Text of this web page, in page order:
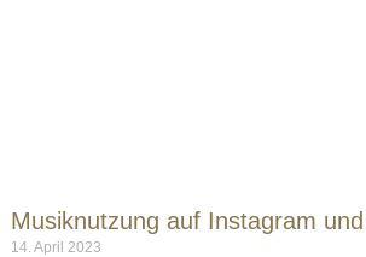
Musiknutzung auf Instagram
14. April 2023